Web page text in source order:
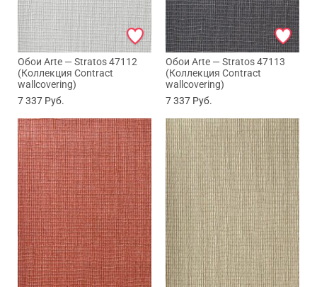
Обои Arte — Stratos 47112
(Коллекция Contract
wallcovering)
7 337 Руб.
Обои Arte — Stratos 47113
(Коллекция Contract
wallcovering)
7 337 Руб.